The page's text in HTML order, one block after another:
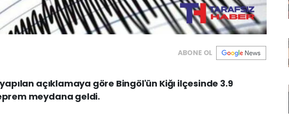
ABONE OL
açıklamaya göre Bingöl'ün Kiğı ilçesinde 3.9
meydana geldi.